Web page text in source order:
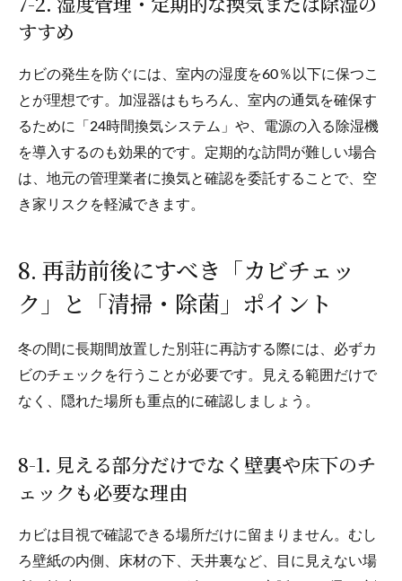
すすめ
カビの発生を防ぐには、室内の湿度を60％以下に保つこ
とが理想です。加湿器はもちろん、室内の通気を確保す
るために「24時間換気システム」や、電源の入る除湿機
を導入するのも効果的です。定期的な訪問が難しい場合
は、地元の管理業者に換気と確認を委託することで、空
き家リスクを軽減できます。
8. 再訪前後にすべき「カビチェッ
ク」と「清掃・除菌」ポイント
冬の間に長期間放置した別荘に再訪する際には、必ずカ
ビのチェックを行うことが必要です。見える範囲だけで
なく、隠れた場所も重点的に確認しましょう。
8-1. 見える部分だけでなく壁裏や床下のチ
ェックも必要な理由
カビは目視で確認できる場所だけに留まりません。むし
ろ壁紙の内側、床材の下、天井裏など、目に見えない場